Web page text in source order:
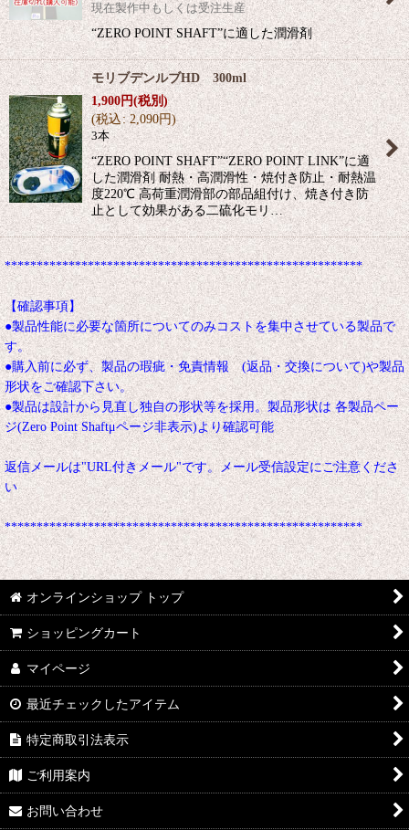
現在製作中もしくは受注生産
“ZERO POINT SHAFT”に適した潤滑剤
モリブデンルブHD 300ml
1,900円(税別)
(税込: 2,090円)
3本
“ZERO POINT SHAFT”“ZERO POINT LINK”に適
した潤滑剤 耐熱・高潤滑性・焼付き防止・耐熱温
度220℃ 高荷重潤滑部の部品組付け、焼き付き防
止として効果がある二硫化モリ…
********************************************************
【確認事項】
●製品性能に必要な箇所についてのみコストを集中させている製品で
す。
●購入前に必ず、製品の瑕疵・免責情報 (返品・交換について)や製品
形状をご確認下さい。
●製品は設計から見直し独自の形状等を採用。製品形状は 各製品ペー
ジ(Zero Point Shaftμページ非表示)より確認可能
返信メールは"URL付きメール"です。メール受信設定にご注意くださ
い
********************************************************
オンラインショップ トップ
ショッピングカート
マイページ
最近チェックしたアイテム
特定商取引法表示
ご利用案内
お問い合わせ